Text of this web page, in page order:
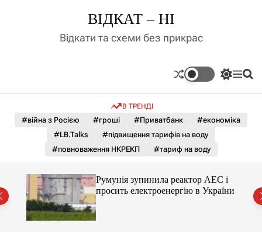
д
у
ВІДКАТ – НІ
Відкати та схеми без прикрас
П
м
к
а
о
л
ь
М П
В ТРЕНДІ
#війна з Росією #гроші #Приватбанк
#економіка
#LB.Talks
#підвищення тарифів на воду
#повноваження НКРЕКП
#тариф на воду
Румунія зупинила реактор АЕС і
просить електроенергію в України